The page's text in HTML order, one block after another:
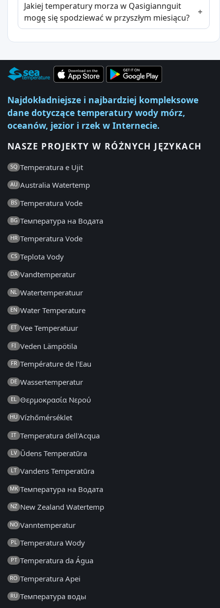
Jakiej temperatury morza w Qasigiannguit
mogę się spodziewać w przyszłym miesiącu?
Najdokładniejsze i najbardziej kompleksowe
dane dotyczące temperatury wody mórz,
oceanów, jezior i rzek w Internecie.
NASZE PROJEKTY W RÓŻNYCH JĘZYKACH
SQ Temperatura e Ujit
AU Australia Watertemp
BS Temperatura Vode
BG Температура на Водата
HR Temperatura Vode
CS Teplota Vody
DA Vandtemperatur
NL Watertemperatuur
EN Water Temperature
ET Vee Temperatuur
FI Veden Lämpötila
FR Température de l'Eau
DE Wassertemperatur
EL Θερμοκρασία Νερού
HU Vízhőmérséklet
IT Temperatura dell'Acqua
LV Ūdens Temperatūra
LT Vandens Temperatūra
MK Температура на Водата
NZ New Zealand Watertemp
NO Vanntemperatur
PL Temperatura Wody
PT Temperatura da Água
RO Temperatura Apei
RU Температура воды